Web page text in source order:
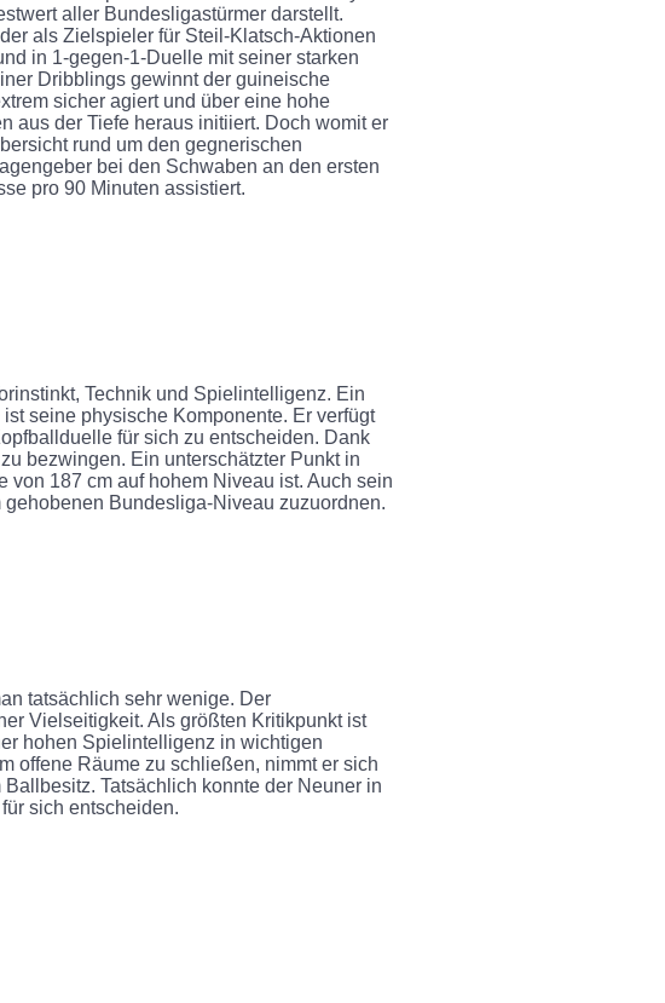
aller Bundesligastürmer darstellt.
als Zielspieler für Steil-Klatsch-Aktionen
in 1-gegen-1-Duelle mit seiner starken
Dribblings gewinnt der guineische
sicher agiert und über eine hohe
aus der Tiefe heraus initiiert. Doch womit er
rund um den gegnerischen
bei den Schwaben an den ersten
pro 90 Minuten assistiert.
Technik und Spielintelligenz. Ein
seine physische Komponente. Er verfügt
für sich zu entscheiden. Dank
bezwingen. Ein unterschätzter Punkt in
187 cm auf hohem Niveau ist. Auch sein
Bundesliga-Niveau zuzuordnen.
tatsächlich sehr wenige. Der
Vielseitigkeit. Als größten Kritikpunkt ist
hohen Spielintelligenz in wichtigen
offene Räume zu schließen, nimmt er sich
Tatsächlich konnte der Neuner in
sich entscheiden.